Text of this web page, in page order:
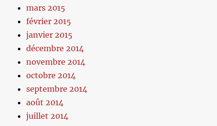
mars 2015
février 2015
janvier 2015
décembre 2014
novembre 2014
octobre 2014
septembre 2014
août 2014
juillet 2014